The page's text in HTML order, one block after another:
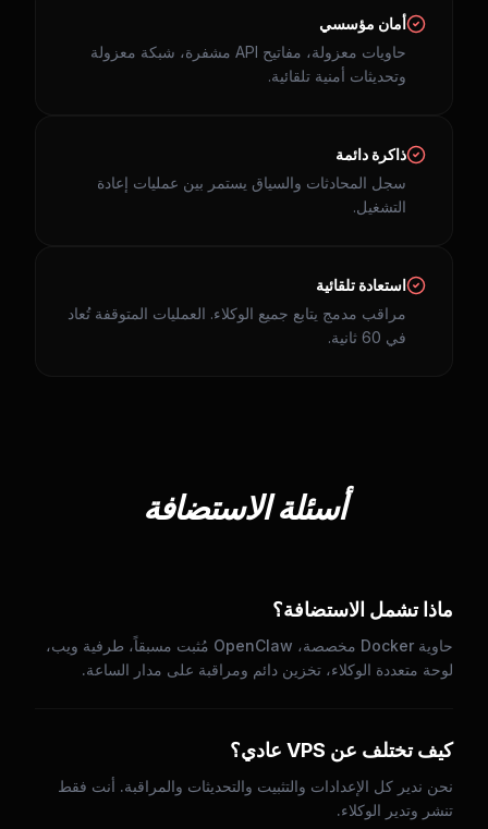
أمان مؤسسي
حاويات معزولة، مفاتيح API مشفرة، شبكة معزولة
وتحديثات أمنية تلقائية.
ذاكرة دائمة
سجل المحادثات والسياق يستمر بين عمليات إعادة
التشغيل.
استعادة تلقائية
مراقب مدمج يتابع جميع الوكلاء. العمليات المتوقفة تُعاد
في 60 ثانية.
أسئلة الاستضافة
ماذا تشمل الاستضافة؟
حاوية Docker مخصصة، OpenClaw مُثبت مسبقاً، طرفية ويب،
لوحة متعددة الوكلاء، تخزين دائم ومراقبة على مدار الساعة.
كيف تختلف عن VPS عادي؟
نحن ندير كل الإعدادات والتثبيت والتحديثات والمراقبة. أنت فقط
تنشر وتدير الوكلاء.